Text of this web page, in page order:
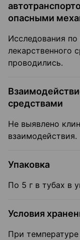
опасными
Исследования
лекарственного
проводились.
средствами
Не выявлено
взаимодействия.
Упаковка
По 5 г в тубах в
Условия
При